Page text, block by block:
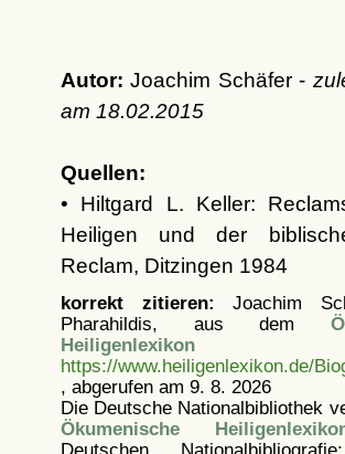
Autor: Joachim Schäfer -
am 18.02.2015
Quellen:
• Hiltgard L. Keller:
Heiligen und der
Reclam, Ditzingen 1984
korrekt zitieren: Joachim
Pharahildis, aus dem
Heiligenlexikon
https://www.heiligenlexikon.de/
, abgerufen am 9. 8. 2026
Die Deutsche Nationalbibliothek
Ökumenische
Deutschen